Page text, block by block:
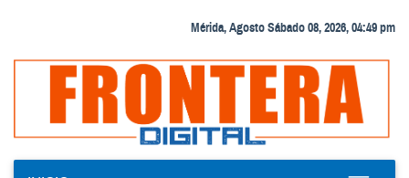
Mérida, Agosto Sábado 08, 2026, 04:49 pm